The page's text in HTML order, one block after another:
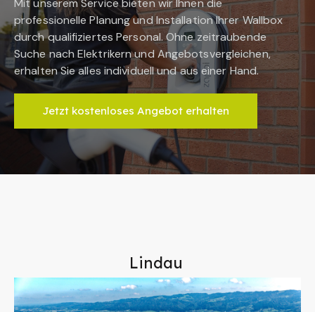
Mit unserem Service bieten wir Ihnen die
professionelle Planung und Installation Ihrer Wallbox
durch qualifiziertes Personal. Ohne zeitraubende
Suche nach Elektrikern und Angebotsvergleichen,
erhalten Sie alles individuell und aus einer Hand.
Jetzt kostenloses Angebot erhalten
Lindau